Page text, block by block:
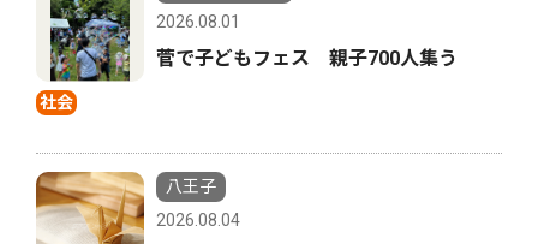
社会
2026.08.01
菅で子どもフェス 親子700人集う
八王子
2026.08.04